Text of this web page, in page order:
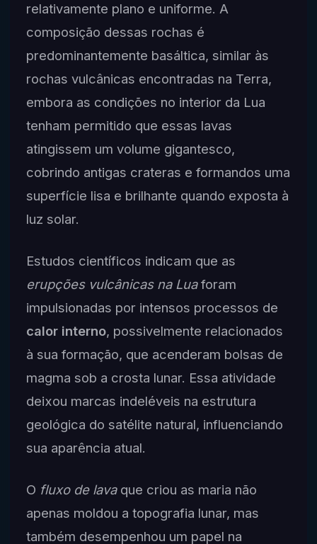
relativamente plano e uniforme. A
composição dessas rochas é
predominantemente basáltica, similar às
rochas vulcânicas encontradas na Terra,
embora as condições no interior da Lua
tenham permitido que essas lavas
atingissem um volume gigantesco,
cobrindo antigas crateras e formandos uma
superfície lisa e brilhante quando exposta à
luz solar.
Estudos científicos indicam que as
erupções vulcânicas na Luaforam
impulsionadas por intensos processos de
calor interno, possivelmente relacionados
à sua formação, que acenderam bolsas de
magma sob a crosta lunar. Essa atividade
deixou marcas indeléveis na estrutura
geológica do satélite natural, influenciando
sua aparência atual.
O fluxo de lavaque criou as maria não
apenas moldou a topografia lunar, mas
também desempenhou um papel na